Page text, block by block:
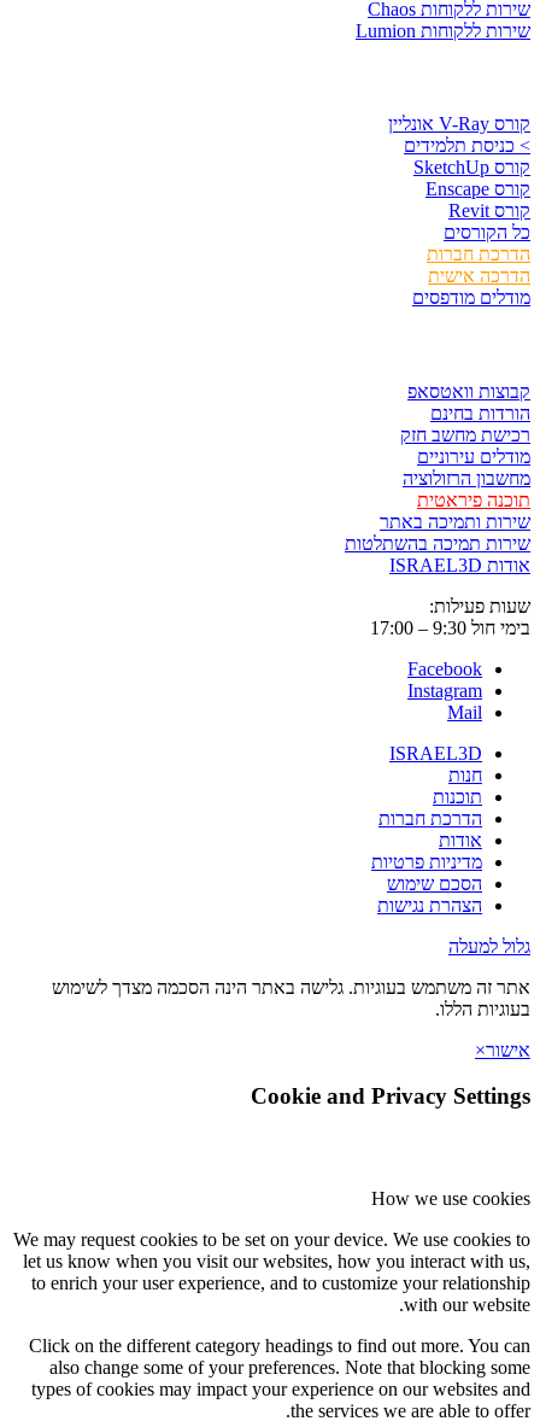
שירות ללקוחות Chaos
שירות ללקוחות Lumion
קורס V-Ray אונליין
> כניסת תלמידים
קורס SketchUp
קורס Enscape
קורס Revit
כל הקורסים
הדרכת חברות
הדרכה אישית
מודלים מודפסים
קבוצות וואטסאפ
הורדות בחינם
רכישת מחשב חזק
מודלים עירוניים
מחשבון הרזולוציה
תוכנה פיראטית
שירות ותמיכה באתר
שירות תמיכה בהשתלטות
אודות ISRAEL3D
שעות פעילות:
בימי חול 9:30 – 17:00
Facebook
Instagram
Mail
ISRAEL3D
חנות
תוכנות
הדרכת חברות
אודות
מדיניות פרטיות
הסכם שימוש
הצהרת נגישות
גלול למעלה
אתר זה משתמש בעוגיות. גלישה באתר הינה הסכמה מצדך לשימוש
בעוגיות הללו.
אישור×
Cookie and Privacy Settings
How we use cookies
We may request cookies to be set on your device. We use cookies to
let us know when you visit our websites, how you interact with us,
to enrich your user experience, and to customize your relationship
with our website.
Click on the different category headings to find out more. You can
also change some of your preferences. Note that blocking some
types of cookies may impact your experience on our websites and
the services we are able to offer.